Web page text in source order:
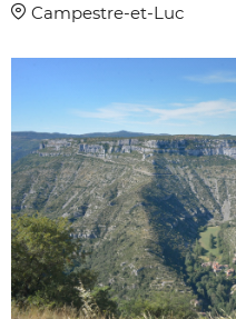
Campestre-et-Luc